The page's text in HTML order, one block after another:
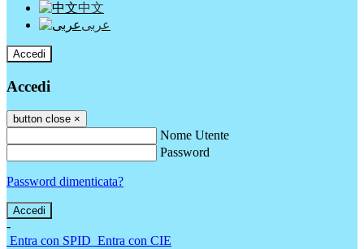
中文
عربى
Accedi
Accedi
button close ×
Nome Utente
Password
Password dimenticata?
-
Entra con SPID Entra con CIE